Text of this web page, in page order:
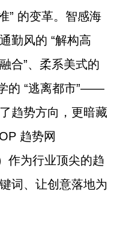
” 的变革。智感海
勤风的 “解构高
合”、柔系美式的
的 “逃离都市”——
趋势方向，更暗藏
趋势网
作为行业顶尖的趋
词、让创意落地为